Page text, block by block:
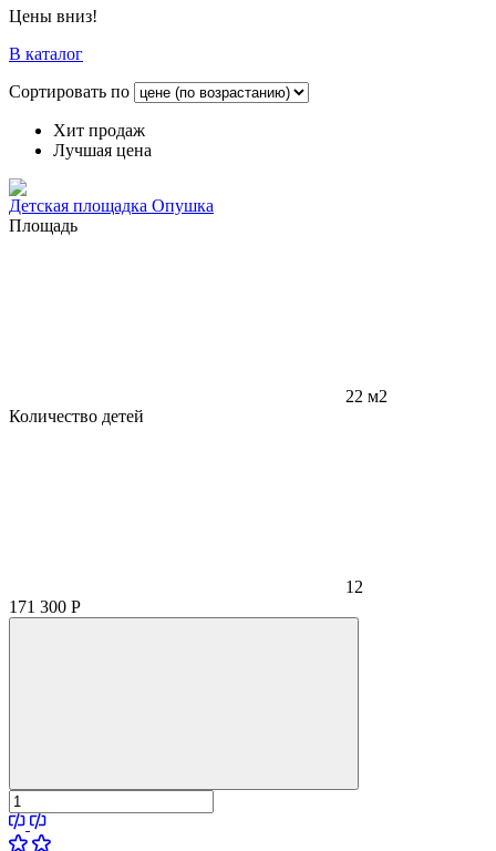
Цены вниз!
В каталог
Сортировать по
Хит продаж
Лучшая цена
Детская площадка Опушка
Площадь
22 м2
Количество детей
12
171 300 Р